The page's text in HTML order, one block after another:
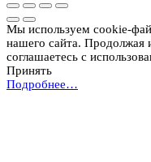
Мы используем cookie-
нашего сайта. Продолжая
соглашаетесь с
Принять
Подробнее…